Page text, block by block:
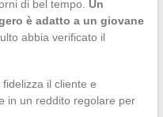
di bel tempo. Un
è adatto a un giovane
abbia verificato il
il cliente e
in un reddito regolare per